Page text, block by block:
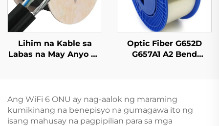
Lihim na Kable sa
Labas na May Anyo ng
Optic Fiber G652D
G657A1 A2 Bend
Ang WiFi 6 ONU ay nag-aalok ng maraming
kumikinang na benepisyo na gumagawa ito ng
isang mahusay na pagpipilian para sa mga